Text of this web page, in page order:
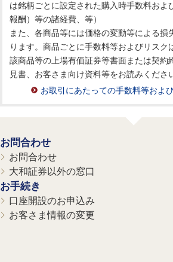
は銘柄ごとに設定された購入時手数料およ
報酬）等の諸経費、等）
また、各商品等には価格の変動等による損
ります。商品ごとに手数料等およびリスク
該商品等の上場有価証券等書面または契約
見書、お客さま向け資料等をお読みくださ
お取引にあたっての手数料等およ
お問合わせ
お問合わせ
大和証券以外の窓口
お手続き
口座開設のお申込み
お客さま情報の変更